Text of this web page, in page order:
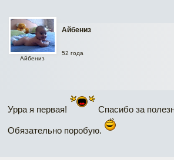
Айбениз
Айбениз
52 года
Урра я первая! Спасибо за
Обязательно поробую.